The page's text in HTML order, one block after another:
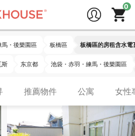
馬・後樂園區 板橋區 板橋區的房租含水電
斯 东京都 池袋・赤羽・練馬・後樂園區
推薦物件 公寓 女性